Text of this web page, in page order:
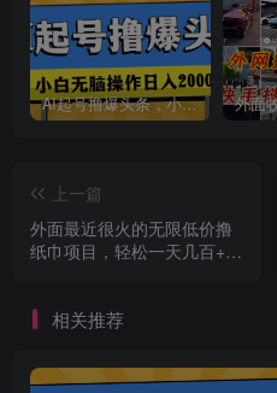
AI起号撸爆头条，小白也能操作，日入2000+
上一篇
外面最近很火的无限低价撸
纸巾项目，轻松一天几百+
相关推荐